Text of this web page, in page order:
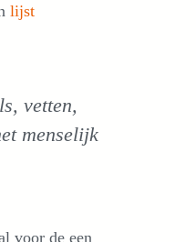
lijst
vetten,
menselijk
voor de een